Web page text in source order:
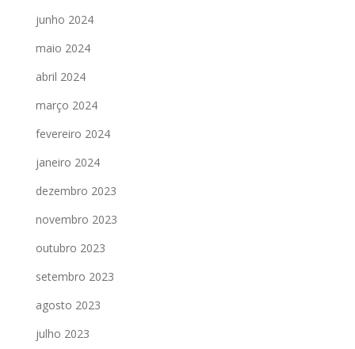
junho 2024
maio 2024
abril 2024
março 2024
fevereiro 2024
janeiro 2024
dezembro 2023
novembro 2023
outubro 2023
setembro 2023
agosto 2023
julho 2023